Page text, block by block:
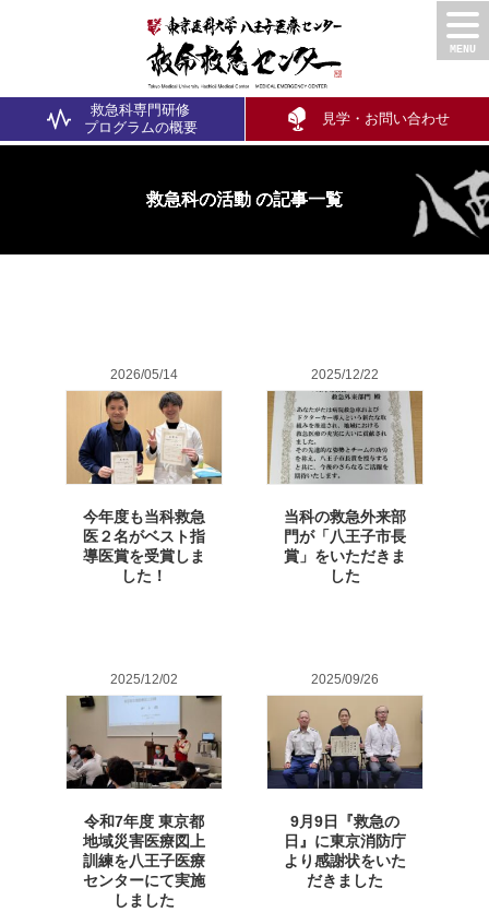
救急科専門研修
プログラムの概要
見学・お問い合わせ
救急科の活動 の記事一覧
2026/05/14
今年度も当科救急
医２名がベスト指
導医賞を受賞しま
した！
2025/12/22
当科の救急外来部
門が「八王子市長
賞」をいただきま
した
2025/12/02
令和7年度 東京都
地域災害医療図上
訓練を八王子医療
センターにて実施
しました
2025/09/26
9月9日『救急の
日』に東京消防庁
より感謝状をいた
だきました